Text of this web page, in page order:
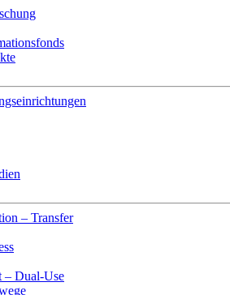
– Transfer
– Dual-Use